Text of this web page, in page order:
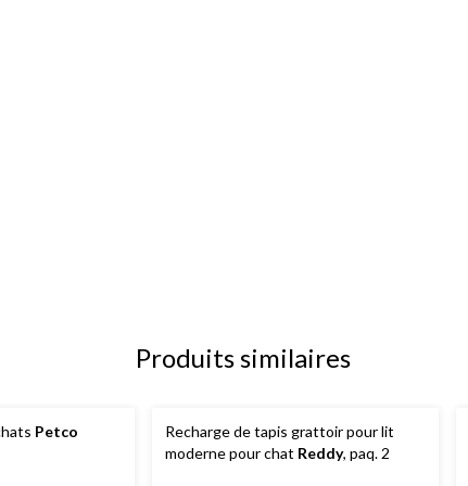
Produits similaires
Petco
Recharge de tapis grattoir pour lit
moderne pour chat Reddy, paq. 2